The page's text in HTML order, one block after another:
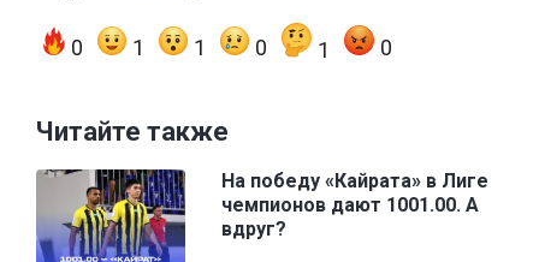
0 1 1 0 1 0
Читайте также
На победу «Кайрата» в Лиге
чемпионов дают 1001.00. А
вдруг?